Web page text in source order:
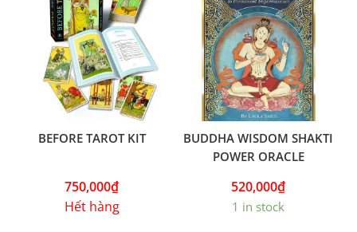
BEFORE TAROT KIT
750,000₫
Hết hàng
BUDDHA WISDOM SHAKTI
POWER ORACLE
520,000₫
1 in stock